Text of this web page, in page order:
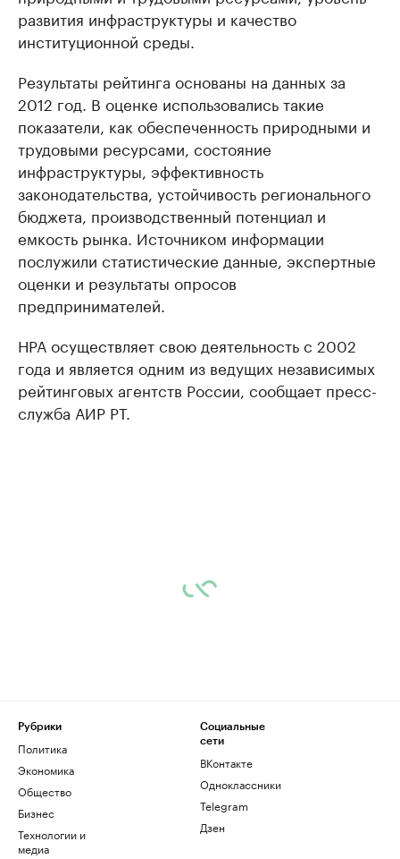
развития инфраструктуры и качество
институционной среды.
Результаты рейтинга основаны на данных за
2012 год. В оценке использовались такие
показатели, как обеспеченность природными и
трудовыми ресурсами, состояние
инфраструктуры, эффективность
законодательства, устойчивость регионального
бюджета, производственный потенциал и
емкость рынка. Источником информации
послужили статистические данные, экспертные
оценки и результаты опросов
предпринимателей.
НРА осуществляет свою деятельность с 2002
года и является одним из ведущих независимых
рейтинговых агентств России, сообщает пресс-
служба АИР РТ.
Рубрики
Политика
Экономика
Общество
Бизнес
Технологии и
медиа
Социальные
сети
ВКонтакте
Одноклассники
Telegram
Дзен